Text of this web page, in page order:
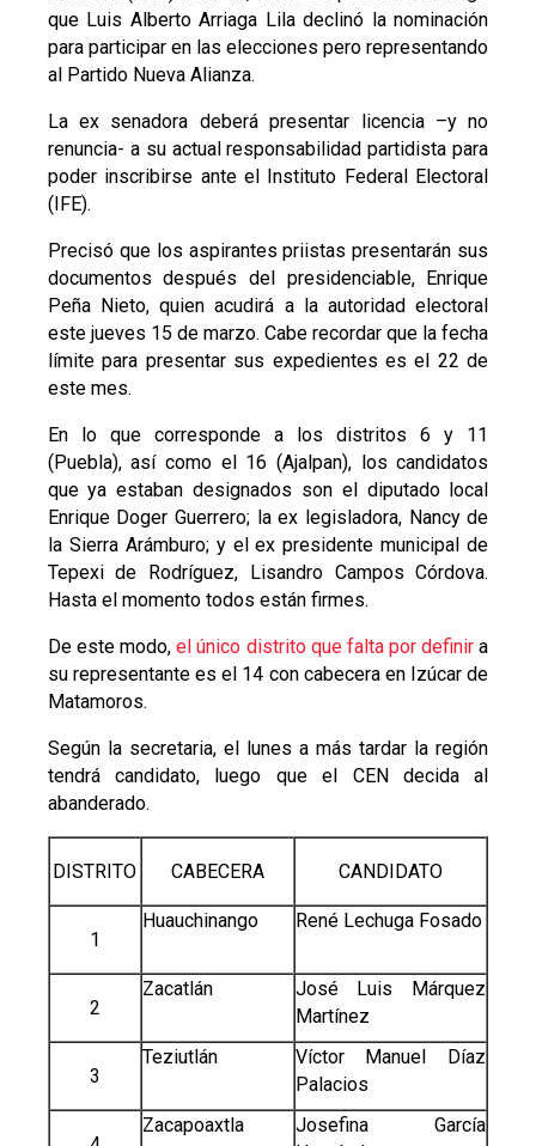
que Luis Alberto Arriaga Lila declinó la nominación
para participar en las elecciones pero representando
al Partido Nueva Alianza.
La ex senadora deberá presentar licencia –y no
renuncia- a su actual responsabilidad partidista para
poder inscribirse ante el Instituto Federal Electoral
(IFE).
Precisó que los aspirantes priistas presentarán sus
documentos después del presidenciable, Enrique
Peña Nieto, quien acudirá a la autoridad electoral
este jueves 15 de marzo. Cabe recordar que la fecha
límite para presentar sus expedientes es el 22 de
este mes.
En lo que corresponde a los distritos 6 y 11
(Puebla), así como el 16 (Ajalpan), los candidatos
que ya estaban designados son el diputado local
Enrique Doger Guerrero; la ex legisladora, Nancy de
la Sierra Arámburo; y el ex presidente municipal de
Tepexi de Rodríguez, Lisandro Campos Córdova.
Hasta el momento todos están firmes.
De este modo,el único distrito que falta por definir a
su representante es el 14 con cabecera en Izúcar de
Matamoros.
Según la secretaria, el lunes a más tardar la región
tendrá candidato, luego que el CEN decida al
abanderado.
DISTRITO CABECERA CANDIDATO
1
Huauchinango René Lechuga Fosado
2
Zacatlán
José Luis Márquez
Martínez
3
Teziutlán
Víctor Manuel Díaz
Palacios
Zacapoaxtla
Josefina García